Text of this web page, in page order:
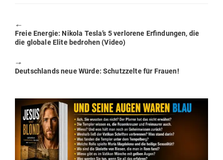
🠔
Previous
post:
Freie Energie: Nikola Tesla’s 5 ver­lorene Erfin­dungen, die
die globale Elite bedrohen (Video)
🠖
Next
Deutsch­lands neue Würde: Schutz­zelte für Frauen!